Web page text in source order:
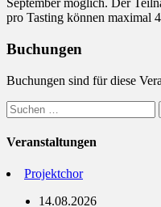
September möglich. Der
pro Tasting können maximal
Buchungen
Buchungen sind für diese
Suchen
nach:
Veranstaltungen
Projektchor
14.08.2026